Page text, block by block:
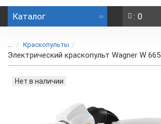
Каталог : 0
... Краскопульты
Электрический краскопульт Wagner W 665
Нет в наличии